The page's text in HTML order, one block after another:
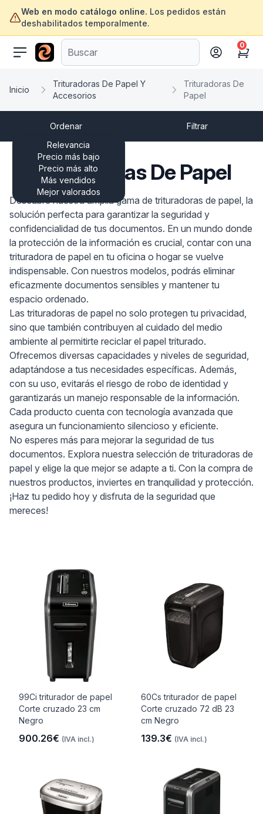
Web en modo catálogo online. Los pedidos están
deshabilitados temporalmente.
ofertasinformatica.com
Cart
0
Inicio
Trituradoras De Papel Y
Accesorios
Trituradoras De
Papel
Ordenar
Relevancia
Precio más bajo
Precio más alto
Más vendidos
Mejor valorados
Filtrar
Trituradoras De Papel
Descubre nuestra amplia gama de trituradoras de papel, la
solución perfecta para garantizar la seguridad y
confidencialidad de tus documentos. En un mundo donde
la protección de la información es crucial, contar con una
trituradora de papel en tu oficina o hogar se vuelve
indispensable. Con nuestros modelos, podrás eliminar
eficazmente documentos sensibles y mantener tu
espacio ordenado.
Las trituradoras de papel no solo protegen tu privacidad,
sino que también contribuyen al cuidado del medio
ambiente al permitirte reciclar el papel triturado.
Ofrecemos diversas capacidades y niveles de seguridad,
adaptándose a tus necesidades específicas. Además,
con su uso, evitarás el riesgo de robo de identidad y
garantizarás un manejo responsable de la información.
Cada producto cuenta con tecnología avanzada que
asegura un funcionamiento silencioso y eficiente.
No esperes más para mejorar la seguridad de tus
documentos. Explora nuestra selección de trituradoras de
papel y elige la que mejor se adapte a ti. Con la compra de
nuestros productos, inviertes en tranquilidad y protección.
¡Haz tu pedido hoy y disfruta de la seguridad que
mereces!
99Ci triturador de papel
Corte cruzado 23 cm
Negro
900.26€ (IVA incl.)
60Cs triturador de papel
Corte cruzado 72 dB 23
cm Negro
139.3€ (IVA incl.)